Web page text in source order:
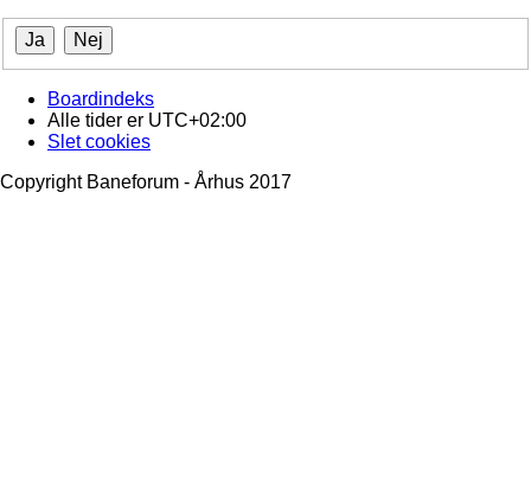
Boardindeks
Alle tider er UTC+02:00
Slet cookies
Copyright Baneforum - Århus 2017